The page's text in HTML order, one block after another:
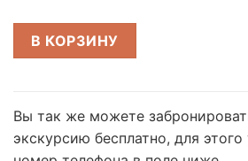
В КОРЗИНУ
Вы так же можете
экскурсию бесплатно, для